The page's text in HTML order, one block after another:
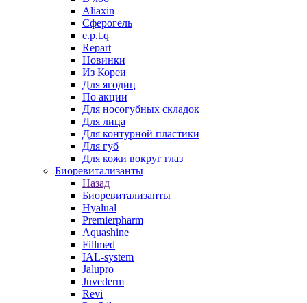
Aliaxin
Сферогель
e.p.t.q
Repart
Новинки
Из Кореи
Для ягодиц
По акции
Для носогубных складок
Для лица
Для контурной пластики
Для губ
Для кожи вокруг глаз
Биоревитализанты
Назад
Биоревитализанты
Hyalual
Premierpharm
Aquashine
Fillmed
IAL-system
Jalupro
Juvederm
Revi